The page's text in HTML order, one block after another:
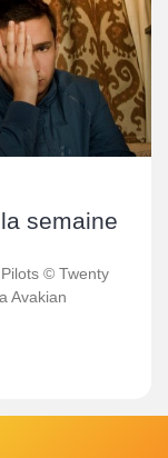
semaine
© Twenty
Avakian